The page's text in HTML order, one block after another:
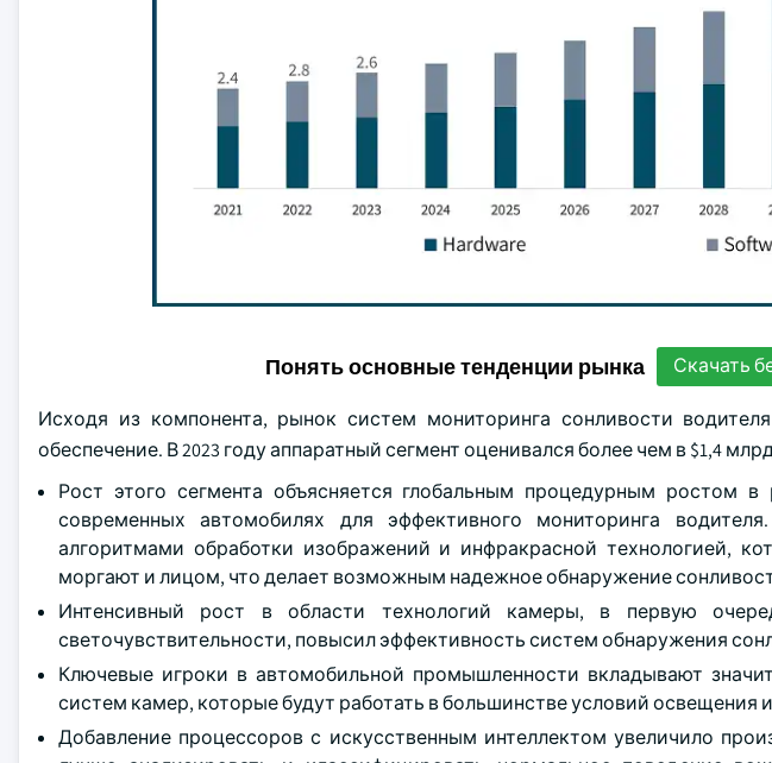
Понять основные тенденции рынка Скачать
Исходя из компонента, рынок систем мониторинга сонливости
обеспечение. В 2023 году аппаратный сегмент оценивался более чем в $1,4
Рост этого сегмента объясняется глобальным процедурным ростом
современных автомобилях для эффективного мониторинга
алгоритмами обработки изображений и инфракрасной технологией,
моргают и лицом, что делает возможным надежное обнаружение
Интенсивный рост в области технологий камеры, в первую
светочувствительности, повысил эффективность систем обнаружения
Ключевые игроки в автомобильной промышленности вкладывают
систем камер, которые будут работать в большинстве условий освещения
Добавление процессоров с искусственным интеллектом увеличило